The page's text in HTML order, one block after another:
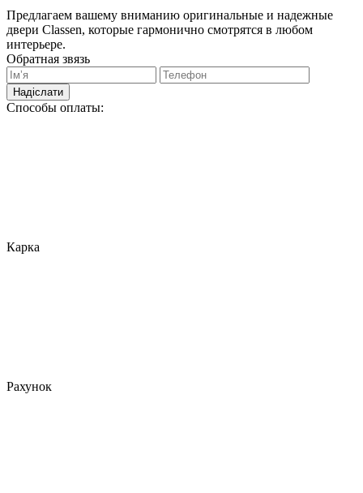
Предлагаем вашему вниманию оригинальные и надежные
двери Classen, которые гармонично смотрятся в любом
интерьере.
Обратная звязь
Надіслати
Способы оплаты:
Карка
Рахунок